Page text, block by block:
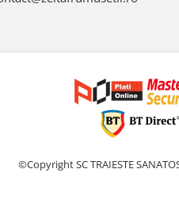
©Copyright SC TRAIESTE